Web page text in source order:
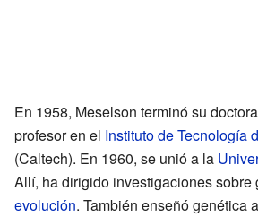
En 1958, Meselson terminó su
profesor en el Instituto de Tecnología
(Caltech). En 1960, se unió a la
Allí, ha dirigido investigaciones sobre
evolución. También enseñó genética